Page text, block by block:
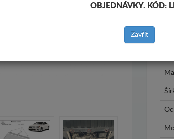
OBJEDNÁVKY. KÓD:
Zavřít